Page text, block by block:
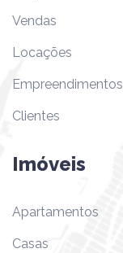
Vendas
Locações
Empreendimentos
Clientes
Imóveis
Apartamentos
Casas